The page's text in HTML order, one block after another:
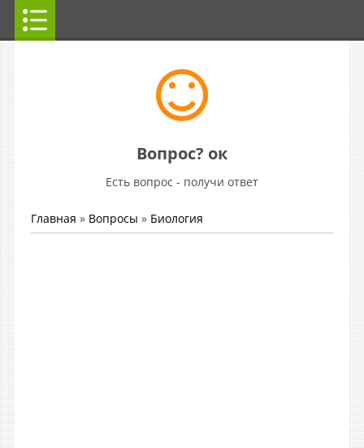
Вопрос? ок
Есть вопрос - получи ответ
Главная » Вопросы » Биология